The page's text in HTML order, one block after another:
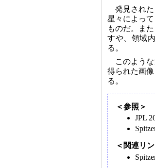
発見され
星々によっ
ものだ。ま
すや、領域
る。
このよう
得られた画
る。
＜参照＞
JPL
＜関連リ